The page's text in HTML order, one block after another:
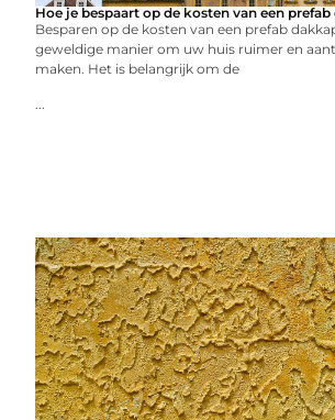
Hoe je bespaart op de kosten van een
Besparen op de kosten van een prefab
geweldige manier om uw huis ruimer en
maken. Het is belangrijk om de
...